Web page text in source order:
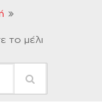
το μέλι